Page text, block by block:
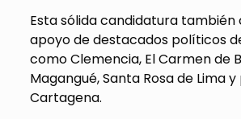
Esta sólida candidatura
apoyo de destacados políticos
como Clemencia, El Carmen de
Magangué, Santa Rosa de Lima
Cartagena.